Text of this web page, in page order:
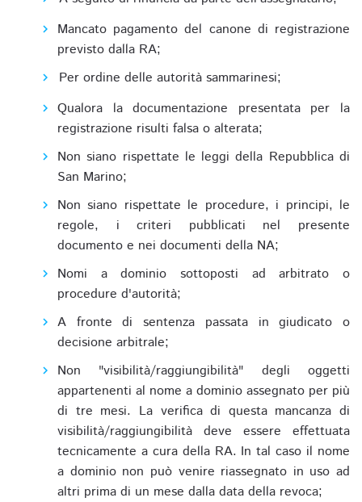
Mancato pagamento del canone di registrazione
previsto dalla RA;
Per ordine delle autorità sammarinesi;
Qualora la documentazione presentata per la
registrazione risulti falsa o alterata;
Non siano rispettate le leggi della Repubblica di
San Marino;
Non siano rispettate le procedure, i principi, le
regole, i criteri pubblicati nel presente
documento e nei documenti della NA;
Nomi a dominio sottoposti ad arbitrato o
procedure d'autorità;
A fronte di sentenza passata in giudicato o
decisione arbitrale;
Non "visibilità/raggiungibilità" degli oggetti
appartenenti al nome a dominio assegnato per più
di tre mesi. La verifica di questa mancanza di
visibilità/raggiungibilità deve essere effettuata
tecnicamente a cura della RA. In tal caso il nome
a dominio non può venire riassegnato in uso ad
altri prima di un mese dalla data della revoca;